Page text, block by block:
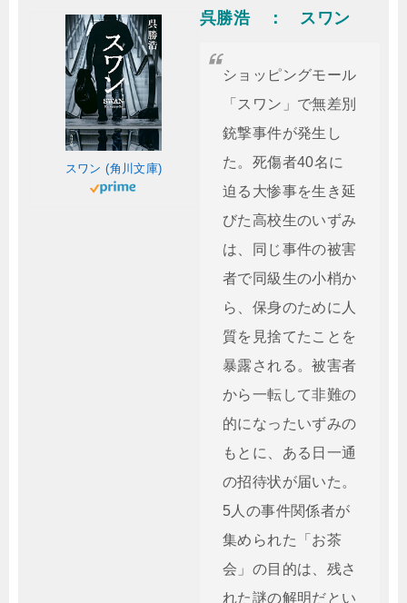
スワン (角川文庫)
呉勝浩 ： スワン
ショッピングモール
「スワン」で無差別
銃撃事件が発生し
た。死傷者40名に
迫る大惨事を生き延
びた高校生のいずみ
は、同じ事件の被害
者で同級生の小梢か
ら、保身のために人
質を見捨てたことを
暴露される。被害者
から一転して非難の
的になったいずみの
もとに、ある日一通
の招待状が届いた。
5人の事件関係者が
集められた「お茶
会」の目的は、残さ
れた謎の解明だとい